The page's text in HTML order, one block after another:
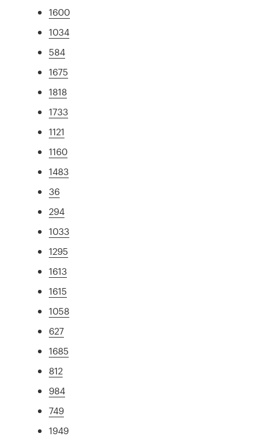
1600
1034
584
1675
1818
1733
1121
1160
1483
36
294
1033
1295
1613
1615
1058
627
1685
812
984
749
1949